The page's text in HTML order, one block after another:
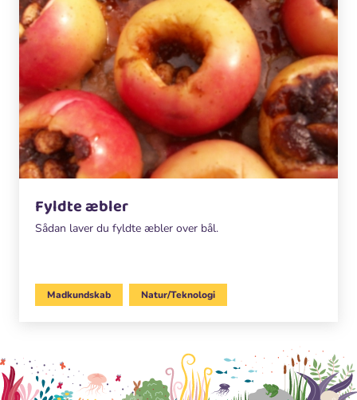
Fyldte æbler
Sådan laver du fyldte æbler over bål.
Madkundskab Natur/Teknologi